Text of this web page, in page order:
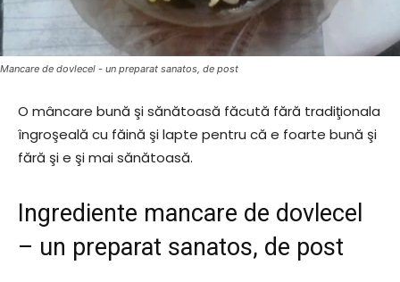
Mancare de dovlecel - un preparat sanatos, de post
O mâncare bună şi sănătoasă făcută fără tradiţionala
îngroşeală cu făină şi lapte pentru că e foarte bună şi
fără şi e şi mai sănătoasă.
Ingrediente mancare de dovlecel
– un preparat sanatos, de post